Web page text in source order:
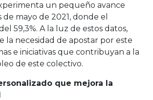
un pequeño avance
mayo de 2021, donde el
59,3%. A la luz de estos datos,
la necesidad de apostar por este
e iniciativas que contribuyan a la
de este colectivo.
que mejora la